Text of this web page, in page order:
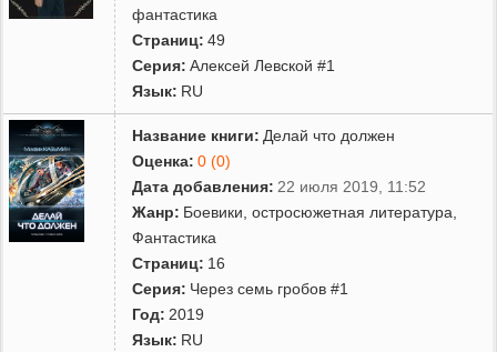
фантастика
Страниц: 49
Серия: Алексей Левской #1
Язык: RU
Название книги: Делай что должен
Оценка: 0 (0)
Дата добавления: 22 июля 2019, 11:52
Жанр: Боевики, остросюжетная литература
Фантастика
Страниц: 16
Серия: Через семь гробов #1
Год: 2019
Язык: RU